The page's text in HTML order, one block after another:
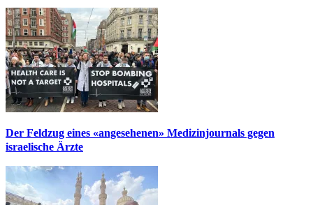
Der Feldzug eines «angesehenen» Medizinjournals gegen
israelische Ärzte